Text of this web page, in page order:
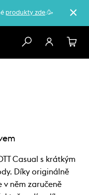
produkty zde.🥳
Casual s krátkým
Díky originálně
v něm zaručeně